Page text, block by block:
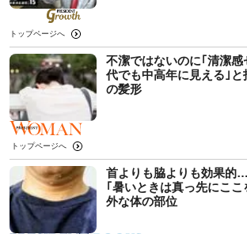
トップページへ
不潔ではないのに｢清潔
代でも中高年に見える｣
の髪形
トップページへ
首よりも脇よりも効果的
｢暑いときは真っ先にこ
外な体の部位